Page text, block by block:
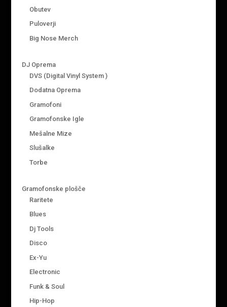
Obutev
Puloverji
Big Nose Merch
DJ Oprema
DVS (Digital Vinyl System )
Dodatna Oprema
Gramofoni
Gramofonske Igle
Mešalne Mize
Slušalke
Torbe
Gramofonske plošče
Raritete
Blues
Dj Tools
Disco
Ex-Yu
Electronic
Funk & Soul
Hip-Hop